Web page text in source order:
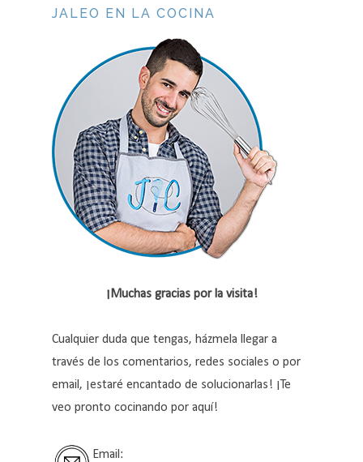
JALEO EN LA COCINA
¡Muchas gracias por la visita!
Cualquier duda que tengas, házmela llegar a
través de los comentarios, redes sociales o por
email, ¡estaré encantado de solucionarlas! ¡Te
veo pronto cocinando por aquí!
Email: